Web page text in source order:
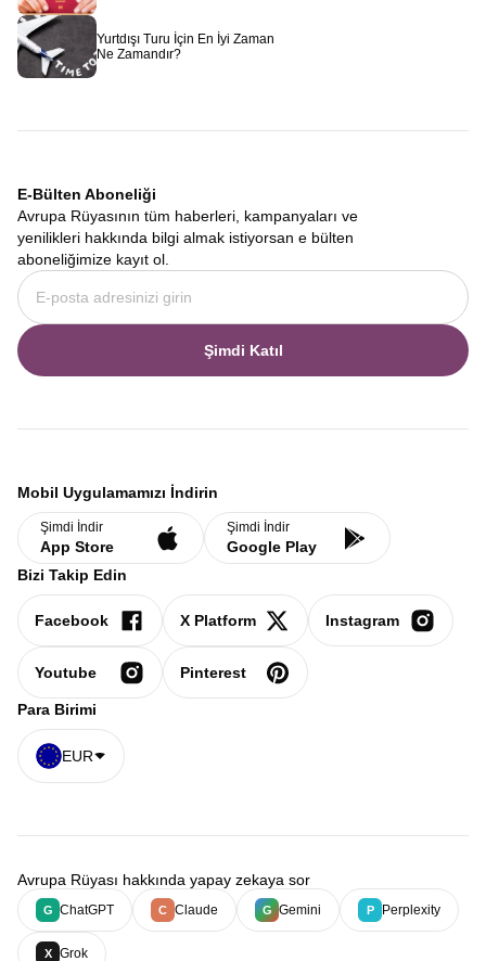
Yurtdışı Turu İçin En İyi Zaman
Ne Zamandır?
E-Bülten Aboneliği
Avrupa Rüyasının tüm haberleri, kampanyaları ve
yenilikleri hakkında bilgi almak istiyorsan e bülten
aboneliğimize kayıt ol.
Şimdi Katıl
Mobil Uygulamamızı İndirin
Şimdi İndir
App Store
Şimdi İndir
Google Play
Bizi Takip Edin
Facebook X Platform Instagram
Youtube Pinterest
Para Birimi
EUR
Avrupa Rüyası hakkında yapay zekaya sor
G ChatGPT C Claude G Gemini P Perplexity
X Grok